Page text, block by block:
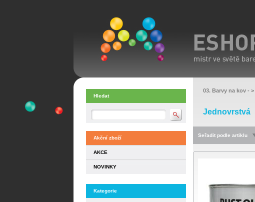
Hledat
Akční zboží
AKCE
NOVINKY
Kategorie
03. Barvy na kov - >
Jednovrstvá
Seřadit podle artiklu